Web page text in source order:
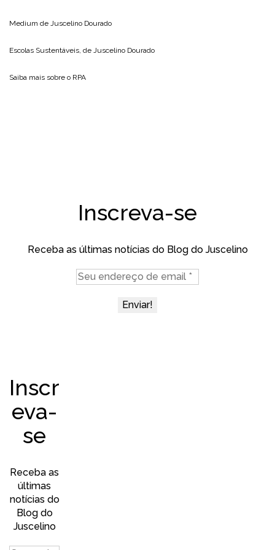
Medium de Juscelino Dourado
Escolas Sustentáveis, de Juscelino Dourado
Saiba mais sobre o RPA
Inscreva-se
Receba as últimas notícias do Blog do Juscelino
Inscr
eva-
se
Receba as
últimas
notícias do
Blog do
Juscelino